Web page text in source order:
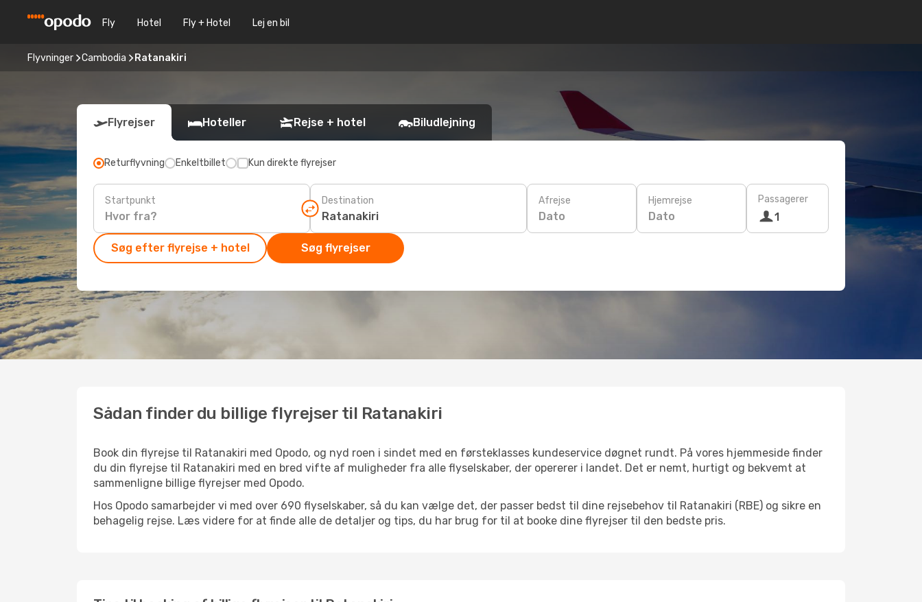
Fly Hotel Fly + Hotel Lej en bil
Flyvninger Cambodia Ratanakiri
Flyrejser Hoteller Rejse + hotel Biludlejning
Returflyvning Enkeltbillet Kun direkte flyrejser
Startpunkt Destination Afrejse
Dato
Hjemrejse
Dato
Passagerer
1
Søg efter flyrejse + hotel Søg flyrejser
Sådan finder du billige flyrejser til Ratanakiri
Book din flyrejse til Ratanakiri med Opodo, og nyd roen i sindet med en førsteklasses kundeservice døgnet rundt. På vores hjemmeside finder
du din flyrejse til Ratanakiri med en bred vifte af muligheder fra alle flyselskaber, der opererer i landet. Det er nemt, hurtigt og bekvemt at
sammenligne billige flyrejser med Opodo.
Hos Opodo samarbejder vi med over 690 flyselskaber, så du kan vælge det, der passer bedst til dine rejsebehov til Ratanakiri (RBE) og sikre en
behagelig rejse. Læs videre for at finde alle de detaljer og tips, du har brug for til at booke dine flyrejser til den bedste pris.